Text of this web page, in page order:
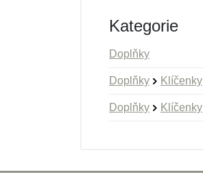
Kategorie
Doplňky
Doplňky Klíčenky
Doplňky Klíčenky